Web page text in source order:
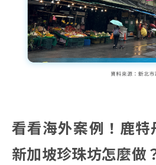
看看海外案例！鹿
新加坡珍珠坊怎麼做